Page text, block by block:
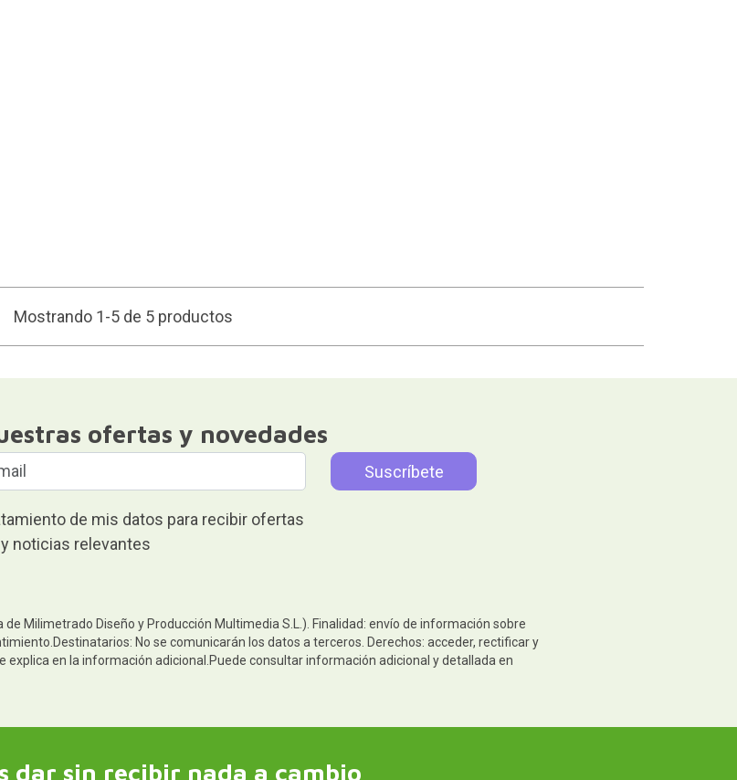
Mostrando 1-5 de 5 productos
ofertas y novedades
de mis datos para recibir ofertas
noticias relevantes
Milimetrado Diseño y Producción Multimedia S.L.). Finalidad: envío de información sobre
No se comunicarán los datos a terceros. Derechos: acceder, rectificar y
explica en la información adicional.Puede consultar información adicional y detallada en
dar sin recibir nada a cambio